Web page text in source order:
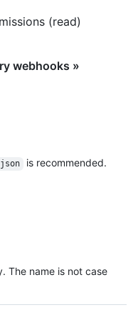
(read)
webhooks »
is recommended.
The name is not case